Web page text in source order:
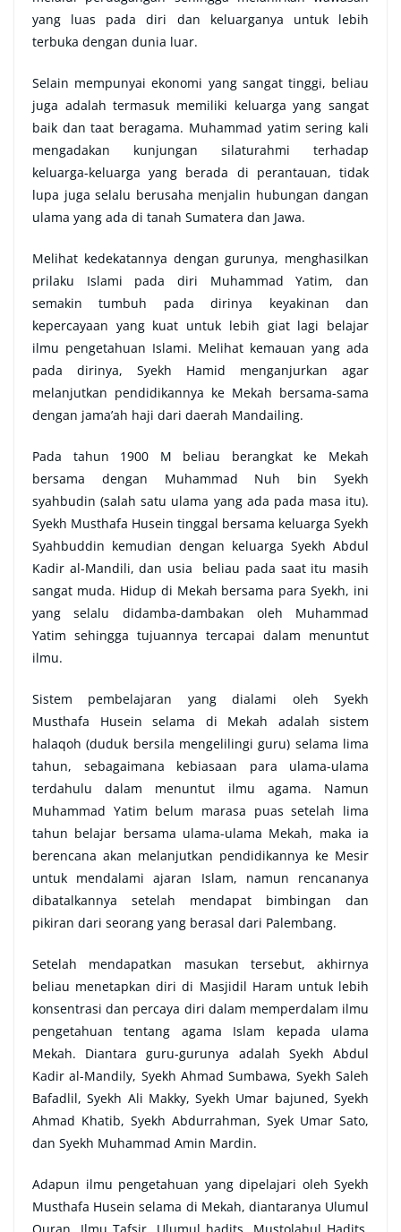
yang luas pada diri dan keluarganya untuk lebih
terbuka dengan dunia luar.
Selain mempunyai ekonomi yang sangat tinggi, beliau
juga adalah termasuk memiliki keluarga yang sangat
baik dan taat beragama. Muhammad yatim sering kali
mengadakan kunjungan silaturahmi terhadap
keluarga-keluarga yang berada di perantauan, tidak
lupa juga selalu berusaha menjalin hubungan dangan
ulama yang ada di tanah Sumatera dan Jawa.
Melihat kedekatannya dengan gurunya, menghasilkan
prilaku Islami pada diri Muhammad Yatim, dan
semakin tumbuh pada dirinya keyakinan dan
kepercayaan yang kuat untuk lebih giat lagi belajar
ilmu pengetahuan Islami. Melihat kemauan yang ada
pada dirinya, Syekh Hamid menganjurkan agar
melanjutkan pendidikannya ke Mekah bersama-sama
dengan jama’ah haji dari daerah Mandailing.
Pada tahun 1900 M beliau berangkat ke Mekah
bersama dengan Muhammad Nuh bin Syekh
syahbudin (salah satu ulama yang ada pada masa itu).
Syekh Musthafa Husein tinggal bersama keluarga Syekh
Syahbuddin kemudian dengan keluarga Syekh Abdul
Kadir al-Mandili, dan usia beliau pada saat itu masih
sangat muda. Hidup di Mekah bersama para Syekh, ini
yang selalu didamba-dambakan oleh Muhammad
Yatim sehingga tujuannya tercapai dalam menuntut
ilmu.
Sistem pembelajaran yang dialami oleh Syekh
Musthafa Husein selama di Mekah adalah sistem
halaqoh (duduk bersila mengelilingi guru) selama lima
tahun, sebagaimana kebiasaan para ulama-ulama
terdahulu dalam menuntut ilmu agama. Namun
Muhammad Yatim belum marasa puas setelah lima
tahun belajar bersama ulama-ulama Mekah, maka ia
berencana akan melanjutkan pendidikannya ke Mesir
untuk mendalami ajaran Islam, namun rencananya
dibatalkannya setelah mendapat bimbingan dan
pikiran dari seorang yang berasal dari Palembang.
Setelah mendapatkan masukan tersebut, akhirnya
beliau menetapkan diri di Masjidil Haram untuk lebih
konsentrasi dan percaya diri dalam memperdalam ilmu
pengetahuan tentang agama Islam kepada ulama
Mekah. Diantara guru-gurunya adalah Syekh Abdul
Kadir al-Mandily, Syekh Ahmad Sumbawa, Syekh Saleh
Bafadlil, Syekh Ali Makky, Syekh Umar bajuned, Syekh
Ahmad Khatib, Syekh Abdurrahman, Syek Umar Sato,
dan Syekh Muhammad Amin Mardin.
Adapun ilmu pengetahuan yang dipelajari oleh Syekh
Musthafa Husein selama di Mekah, diantaranya Ulumul